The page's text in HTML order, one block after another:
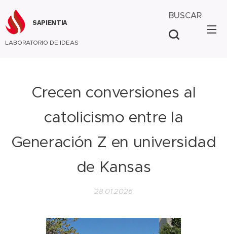
SAPIENTIA
LABORATORIO DE IDEAS
BUSCAR
Crecen conversiones al
catolicismo entre la
Generación Z en universidad
de Kansas
28.01.2026